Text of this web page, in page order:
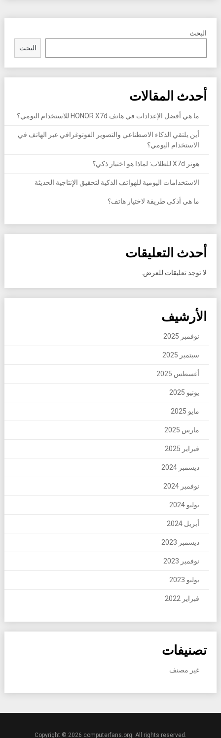
البحث
البحث
أحدث المقالات
ما هي أفضل الإعدادات في هاتف HONOR X7d للاستخدام اليومي؟
أين يلتقي الذكاء الاصطناعي والتصوير الفوتوغرافي عبر الهاتف في
الاستخدام اليومي؟
هونر X7d للطلاب: لماذا هو اختيار ذكي؟
الاستخدامات اليومية للهواتف الذكية لتحقيق الإنتاجية الحديثة
ما هي أذكى طريقة لاختيار هاتف؟
أحدث التعليقات
لا توجد تعليقات للعرض.
الأرشيف
نوفمبر 2025
سبتمبر 2025
أغسطس 2025
يونيو 2025
مايو 2025
مارس 2025
فبراير 2025
ديسمبر 2024
نوفمبر 2024
يوليو 2024
أبريل 2024
ديسمبر 2023
نوفمبر 2023
يوليو 2023
فبراير 2022
تصنيفات
غير مصنف
Copyright © 2026 computerfans.org. All rights reserved.